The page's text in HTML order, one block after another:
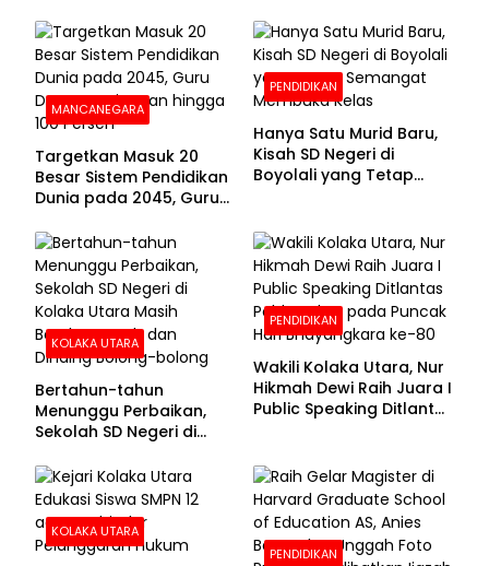
Sekolah
MANCANEGARA
Targetkan Masuk 20
Besar Sistem Pendidikan
Dunia pada 2045, Guru
100 Persen
PENDIDIKAN
Hanya Satu Murid Baru,
Kisah SD Negeri di
Boyolali yang Tetap
KOLAKA UTARA
Bertahun-tahun
Menunggu Perbaikan,
Sekolah SD Negeri di
Beralas Tanah dan
Dinding Bolong-bolong
PENDIDIKAN
Wakili Kolaka Utara, Nur
Hikmah Dewi Raih Juara I
Public Speaking Ditlantas
Bhayangkara ke-80
KOLAKA UTARA
PENDIDIKAN